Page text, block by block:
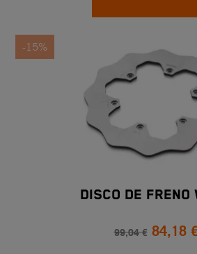
-15%
DISCO DE FRENO
99,04 € 84,18